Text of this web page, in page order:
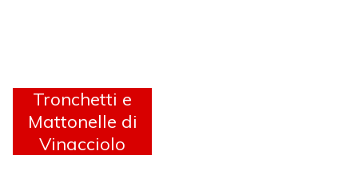
Tronchetti e
Mattonelle di
Vinacciolo